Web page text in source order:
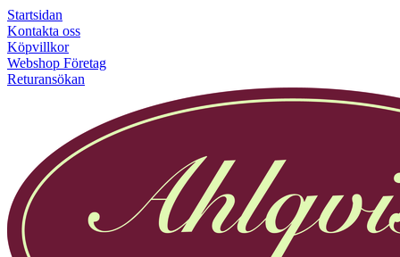
Startsidan
Kontakta oss
Köpvillkor
Webshop Företag
Returansökan